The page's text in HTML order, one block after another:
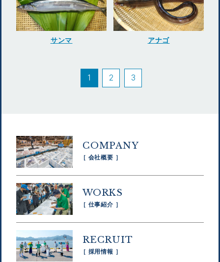
サンマ アナゴ
1 2 3
COMPANY
［ 会社概要 ］
WORKS
［ 仕事紹介 ］
RECRUIT
［ 採用情報 ］